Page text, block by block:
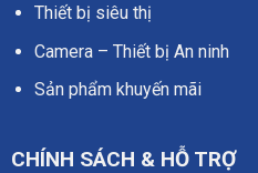
Thiết bị siêu thị
Camera – Thiết bị An ninh
Sản phẩm khuyến mãi
CHÍNH SÁCH & HỖ TRỢ